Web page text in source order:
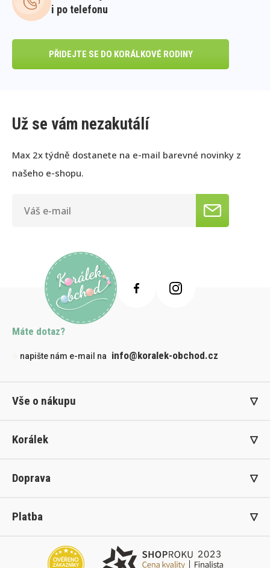
i po telefonu
PŘIDEJTE SE DO KORÁLKOVÉ RODINY
Už se vám nezakutálí
Max 2x týdně dostanete na e-mail barevné novinky z
našeho e-shopu.
Máte dotaz?
napište nám e-mail na info@koralek-obchod.cz
Vše o nákupu
Korálek
Doprava
Platba